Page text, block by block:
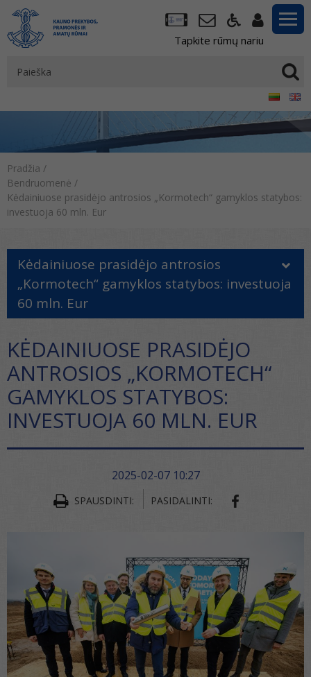
Tapkite rūmų nariu
Pradžia /
Bendruomenė /
Kėdainiuose prasidėjo antrosios „Kormotech“ gamyklos statybos:
investuoja 60 mln. Eur
Kėdainiuose prasidėjo antrosios
„Kormotech“ gamyklos statybos: investuoja
60 mln. Eur
KĖDAINIUOSE PRASIDĖJO
ANTROSIOS „KORMOTECH“
GAMYKLOS STATYBOS:
INVESTUOJA 60 MLN. EUR
2025-02-07 10:27
SPAUSDINTI: PASIDALINTI: